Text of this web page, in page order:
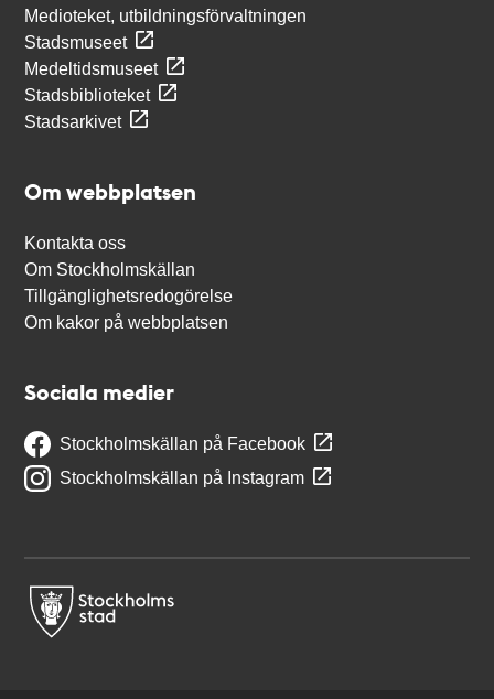
Medioteket, utbildningsförvaltningen
Stadsmuseet
Medeltidsmuseet
Stadsbiblioteket
Stadsarkivet
Om webbplatsen
Kontakta oss
Om Stockholmskällan
Tillgänglighetsredogörelse
Om kakor på webbplatsen
Sociala medier
Stockholmskällan på Facebook
Stockholmskällan på Instagram